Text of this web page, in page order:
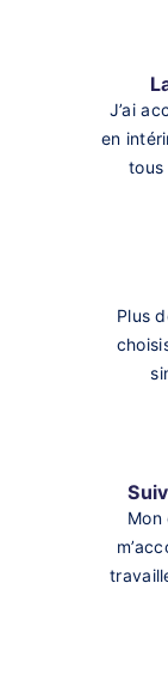
J’ai
en
tous
Plus